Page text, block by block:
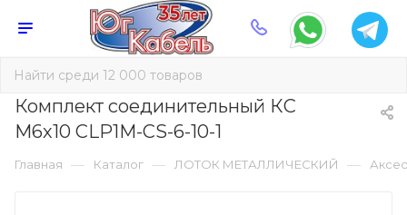
Комплект соединительный КС
М6х10 CLP1M-CS-6-10-1
Главная — Каталог — ЛОТОК МЕТАЛЛИЧЕСКИЙ —